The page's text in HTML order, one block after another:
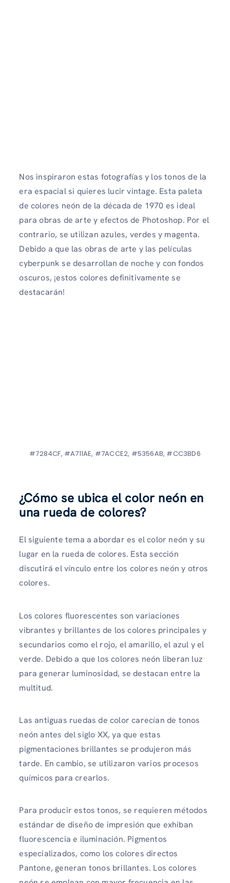
Nos inspiraron estas fotografías y los tonos de la
era espacial si quieres lucir vintage. Esta paleta
de colores neón de la década de 1970 es ideal
para obras de arte y efectos de Photoshop. Por el
contrario, se utilizan azules, verdes y magenta.
Debido a que las obras de arte y las películas
cyberpunk se desarrollan de noche y con fondos
oscuros, ¡estos colores definitivamente se
destacarán!
#7284CF, #A711AE, #7ACCE2, #5356AB, #CC3BD6
¿Cómo se ubica el color neón en
una rueda de colores?
El siguiente tema a abordar es el color neón y su
lugar en la rueda de colores. Esta sección
discutirá el vínculo entre los colores neón y otros
colores.
Los colores fluorescentes son variaciones
vibrantes y brillantes de los colores principales y
secundarios como el rojo, el amarillo, el azul y el
verde. Debido a que los colores neón liberan luz
para generar luminosidad, se destacan entre la
multitud.
Las antiguas ruedas de color carecían de tonos
neón antes del siglo XX, ya que estas
pigmentaciones brillantes se produjeron más
tarde. En cambio, se utilizaron varios procesos
químicos para crearlos.
Para producir estos tonos, se requieren métodos
estándar de diseño de impresión que exhiban
fluorescencia e iluminación. Pigmentos
especializados, como los colores directos
Pantone, generan tonos brillantes. Los colores